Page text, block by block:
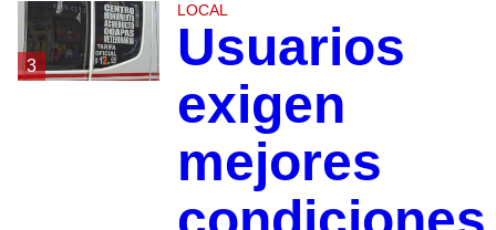
3
LOCAL
Usuarios
exigen
mejores